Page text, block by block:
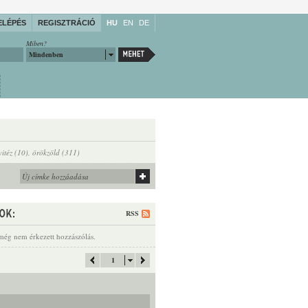
REGISZTRÁCIÓ HU EN DE
Miben?
Mindenben
(10), örökzöld (311)
RSS
nem érkezett hozzászólás.
1